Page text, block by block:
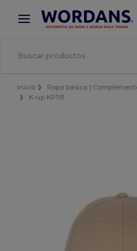
× App de Wordans
¡Mejores precios en app!
Inicio Ropa básica |
K-up KP191